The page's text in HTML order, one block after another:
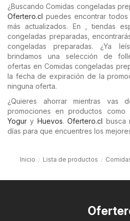
¿Buscando Comidas congeladas
Ofertero.cl puedes encontrar
más actualizados. En , tiendas
congeladas preparadas,
congeladas preparadas. ¿Ya
brindamos una selección de
ofertas en Comidas congeladas
la fecha de expiración de la
ninguna oferta.
¿Quieres ahorrar mientras vas
promociones en productos como
Yogur y Huevos.Ofertero.cl busca
días para que encuentres los
Inicio Lista de productos